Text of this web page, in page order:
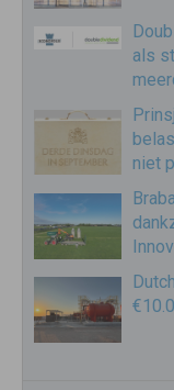
als
niet